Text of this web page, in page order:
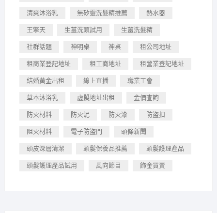
清爽沐浴乳 無矽靈洗髮精推薦 熱水器
王擎天 生薑洗頭試用 生薑洗髮精
社群話題 神明桌 神桌 租公司地址
租商業登記地址 租工商地址 租營業登記地址
結婚黃金出租 線上直播 職業工會
草本沐浴乳 虛擬地址出租 金價查詢
防火材料 防火泥 防火漆 防盜扣
阻火材料 電子防盜門 頭條新聞
頭皮深層清潔 頭髮保養品推薦 頭髮護理產品
頭髮護理產品試用 風向節目 飾金買賣